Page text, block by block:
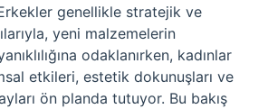
genellikle stratejik ve
yeni malzemelerin
odaklanırken, kadınlar
etkileri, estetik dokunuşları ve
ön planda tutuyor. Bu bakış